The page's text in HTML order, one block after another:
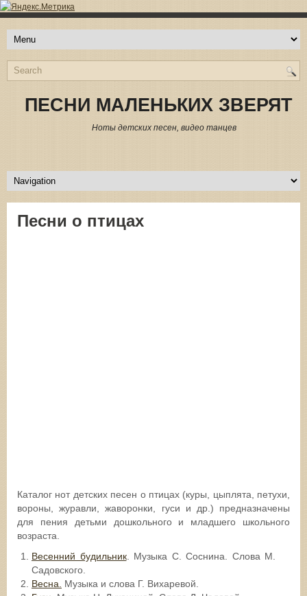
ПЕСНИ МАЛЕНЬКИХ ЗВЕРЯТ
Ноты детских песен, видео танцев
Песни о птицах
Каталог нот детских песен о птицах (куры, цыплята, петухи,
вороны, журавли, жаворонки, гуси и др.) предназначены
для пения детьми дошкольного и младшего школьного
возраста.
Весенний будильник. Музыка С. Соснина. Слова М.
Садовского.
Весна.
Музыка и слова Г. Вихаревой.